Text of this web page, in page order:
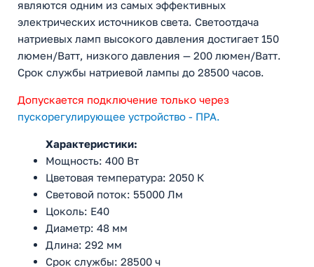
являются одним из самых эффективных
электрических источников света. Светоотдача
натриевых ламп высокого давления достигает 150
люмен/Ватт, низкого давления — 200 люмен/Ватт.
Срок службы натриевой лампы до 28500 часов.
Допускается подключение только через
пускорегулирующее устройство - ПРА.
Характеристики:
Мощность: 400 Вт
Цветовая температура: 2050 К
Световой поток: 55000 Лм
Цоколь: E40
Диаметр: 48 мм
Длина: 292 мм
Срок службы: 28500 ч